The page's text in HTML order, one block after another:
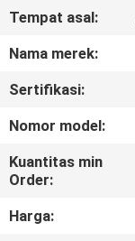
TENTANG
KAMI
TUR
PABRIK
KONTROL
KUALITAS
Tempat asal:
Nama merek:
Sertifikasi:
Nomor model:
Kuantitas min
Order:
Harga: